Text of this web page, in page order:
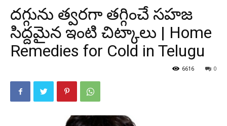
దగ్గును త్వరగా తగ్గించే సహజ
సిద్దమైన ఇంటి చిట్కాలు | Home
Remedies for Cold in Telugu
0
6616